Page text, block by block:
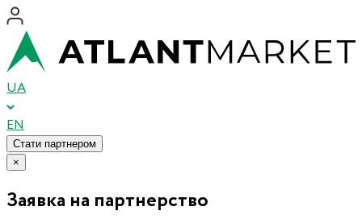
UA
EN
Стати партнером
×
Заявка на партнерство